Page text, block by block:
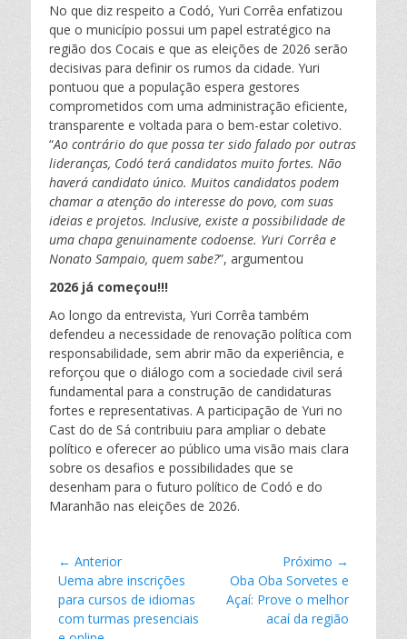
No que diz respeito a Codó, Yuri Corrêa enfatizou
que o município possui um papel estratégico na
região dos Cocais e que as eleições de 2026 serão
decisivas para definir os rumos da cidade. Yuri
pontuou que a população espera gestores
comprometidos com uma administração eficiente,
transparente e voltada para o bem-estar coletivo.
“Ao contrário do que possa ter sido falado por outras
lideranças, Codó terá candidatos muito fortes. Não
haverá candidato único. Muitos candidatos podem
chamar a atenção do interesse do povo, com suas
ideias e projetos. Inclusive, existe a possibilidade de
uma chapa genuinamente codoense. Yuri Corrêa e
Nonato Sampaio, quem sabe?”, argumentou
2026 já começou!!!
Ao longo da entrevista, Yuri Corrêa também
defendeu a necessidade de renovação política com
responsabilidade, sem abrir mão da experiência, e
reforçou que o diálogo com a sociedade civil será
fundamental para a construção de candidaturas
fortes e representativas. A participação de Yuri no
Cast do de Sá contribuiu para ampliar o debate
político e oferecer ao público uma visão mais clara
sobre os desafios e possibilidades que se
desenham para o futuro político de Codó e do
Maranhão nas eleições de 2026.
Navegação
de
Post
← Anterior
Postagem
anterior:
Uema abre inscrições
para cursos de idiomas
com turmas presenciais
Próximo →
Próxima
postagem:
Oba Oba Sorvetes e
Açaí: Prove o melhor
acaí da região